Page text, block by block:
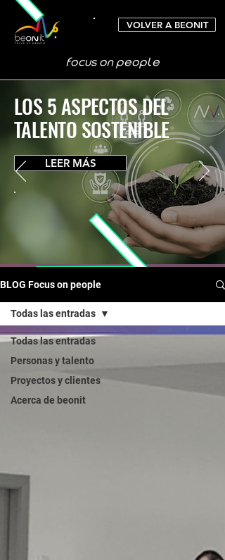
VOLVER A BEONIT
focus on people
LOS 5 ASPECTOS DEL
TALENTO SOSTENIBLE
LEER MÁS
BLOG Focus on people
Todas las entradas
Personas y talento
Proyectos y clientes
Acerca de beonit
Todas las entradas